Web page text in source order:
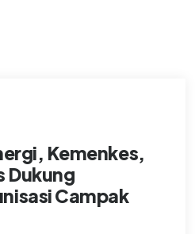
Kemenkes,
Dukung
Campak